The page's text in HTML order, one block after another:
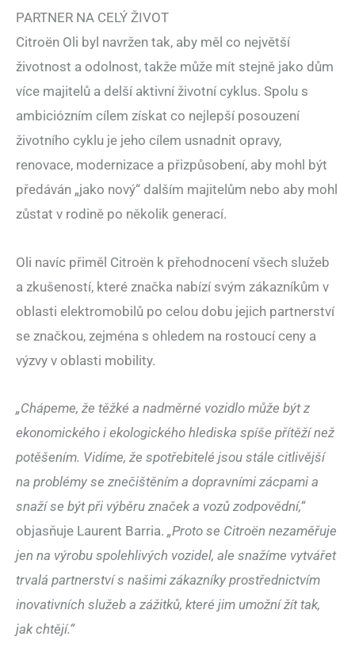
PARTNER NA CELÝ ŽIVOT
Citroën Oli byl navržen tak, aby měl co největší
životnost a odolnost, takže může mít stejně jako dům
více majitelů a delší aktivní životní cyklus. Spolu s
ambiciózním cílem získat co nejlepší posouzení
životního cyklu je jeho cílem usnadnit opravy,
renovace, modernizace a přizpůsobení, aby mohl být
předáván „jako nový“ dalším majitelům nebo aby mohl
zůstat v rodině po několik generací.
Oli navíc přiměl Citroën k přehodnocení všech služeb
a zkušeností, které značka nabízí svým zákazníkům v
oblasti elektromobilů po celou dobu jejich partnerství
se značkou, zejména s ohledem na rostoucí ceny a
výzvy v oblasti mobility.
„Chápeme, že těžké a nadměrné vozidlo může být z
ekonomického i ekologického hlediska spíše přítěží než
potěšením. Vidíme, že spotřebitelé jsou stále citlivější
na problémy se znečištěním a dopravními zácpami a
snaží se být při výběru značek a vozů zodpovědní,“
objasňuje Laurent Barria. „Proto se Citroën nezaměřuje
jen na výrobu spolehlivých vozidel, ale snažíme vytvářet
trvalá partnerství s našimi zákazníky prostřednictvím
inovativních služeb a zážitků, které jim umožní žít tak,
jak chtějí.“